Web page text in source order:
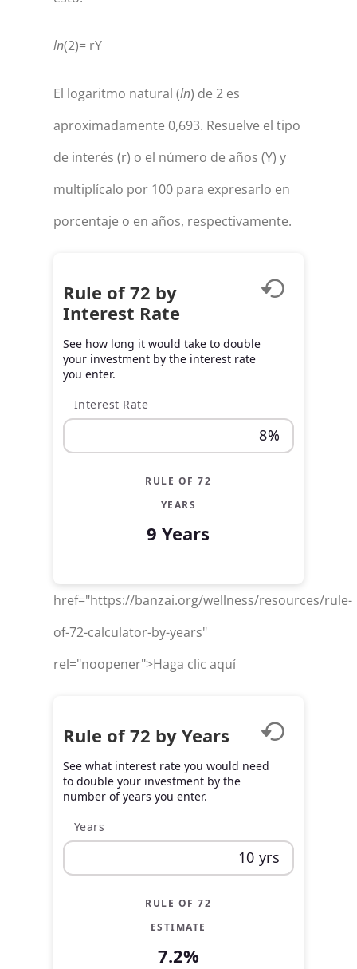
ln(2)= rY
El logaritmo natural (ln) de 2 es
aproximadamente 0,693. Resuelve el tipo
de interés (r) o el número de años (Y) y
multiplícalo por 100 para expresarlo en
porcentaje o en años, respectivamente.
Rule of 72 by
Interest Rate
See how long it would take to double
your investment by the interest rate
you enter.
Interest Rate
RULE OF 72
YEARS
9 Years
href="https://banzai.org/wellness/resources/rule-
of-72-calculator-by-years"
rel="noopener">Haga clic aquí
Rule of 72 by Years
See what interest rate you would need
to double your investment by the
number of years you enter.
Years
RULE OF 72
ESTIMATE
7.2%